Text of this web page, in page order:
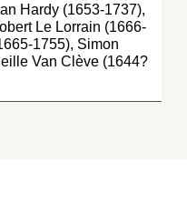
Hardy (1653-1737),
Le Lorrain (1666-
1755), Simon
Van Clève (1644?